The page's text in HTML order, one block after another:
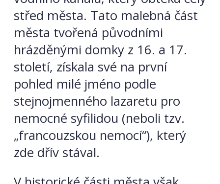
střed města. Tato malebná část
města tvořená původními
hrázděnými domky z 16. a 17.
století, získala své na první
pohled milé jméno podle
stejnojmenného lazaretu pro
nemocné syfilidou (neboli tzv.
„francouzskou nemocí“), který
zde dřív stával.